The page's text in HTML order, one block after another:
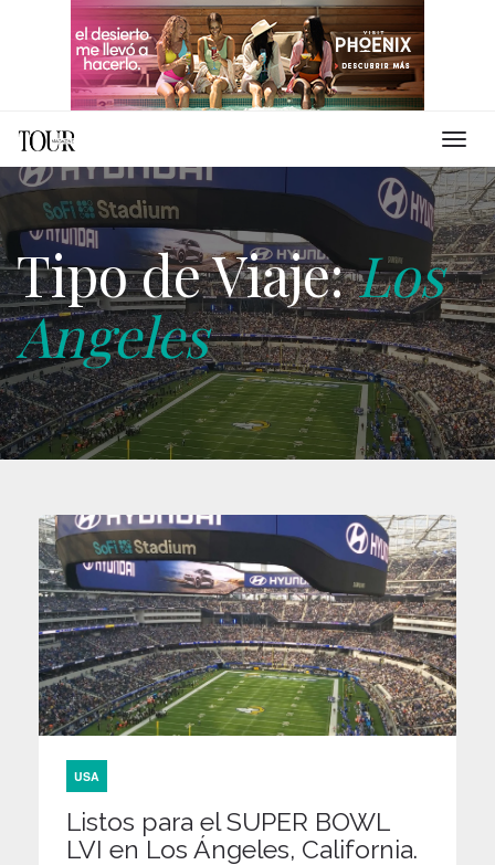
Tipo de Viaje:Los
Angeles
USA
Listos para el SUPER BOWL
LVI en Los Ángeles, California.